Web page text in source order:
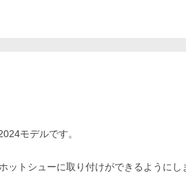
モデルです。
ットシューに取り付けができるように